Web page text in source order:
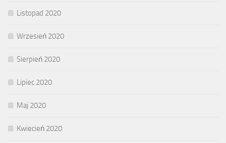
Listopad 2020
Wrzesień 2020
Sierpień 2020
Lipiec 2020
Maj 2020
Kwiecień 2020